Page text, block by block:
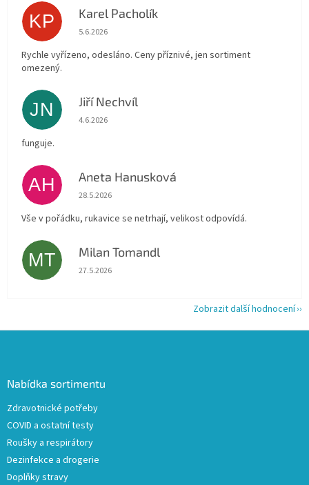
KP Karel Pacholík
Hodnocení obchodu je 4 z 5 hvězdiček.
5.6.2026
Rychle vyřízeno, odesláno. Ceny příznivé, jen sortiment
omezený.
JN Jiří Nechvíl
Hodnocení obchodu je 5 z 5 hvězdiček.
4.6.2026
funguje.
AH Aneta Hanusková
Hodnocení obchodu je 5 z 5 hvězdiček.
28.5.2026
Vše v pořádku, rukavice se netrhají, velikost odpovídá.
MT Milan Tomandl
Hodnocení obchodu je 5 z 5 hvězdiček.
27.5.2026
Zobrazit další hodnocení
Nabídka sortimentu
Zdravotnické potřeby
COVID a ostatní testy
Roušky a respirátory
Dezinfekce a drogerie
Doplňky stravy